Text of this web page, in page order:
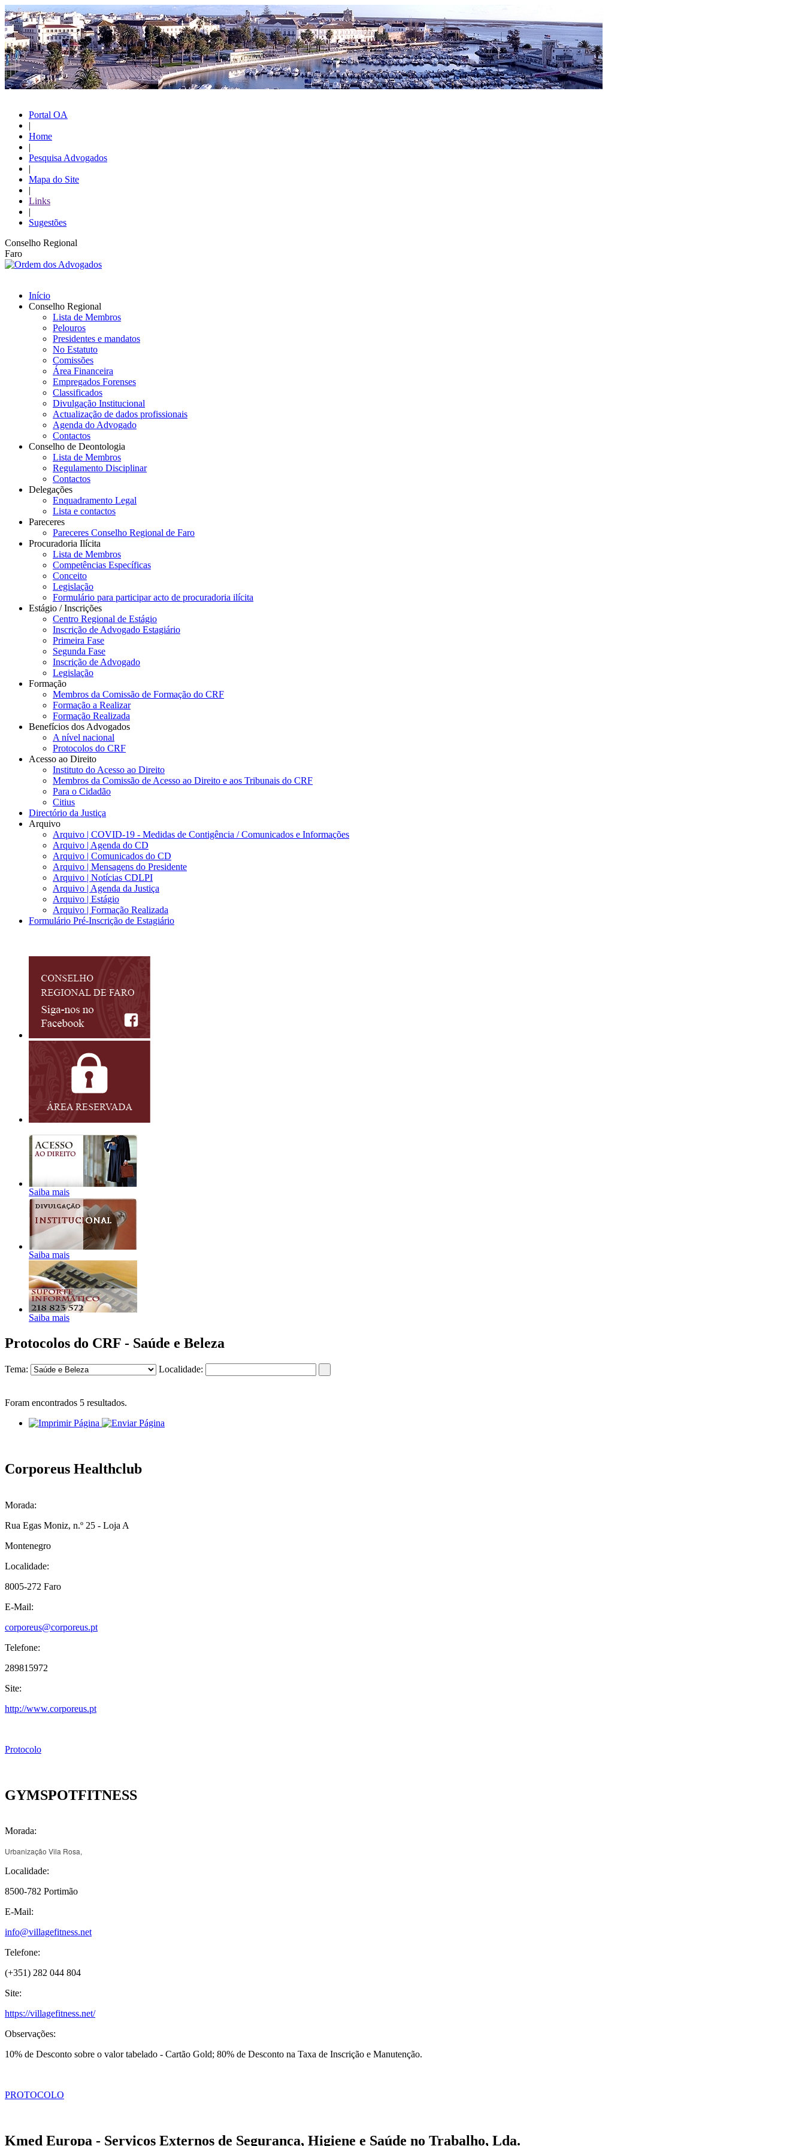
Portal OA
|
Home
|
Pesquisa Advogados
|
Mapa do Site
|
Links
|
Sugestões
Conselho Regional
Faro
Início
Conselho Regional
Lista de Membros
Pelouros
Presidentes e mandatos
No Estatuto
Comissões
Área Financeira
Empregados Forenses
Classificados
Divulgação Institucional
Actualização de dados profissionais
Agenda do Advogado
Contactos
Conselho de Deontologia
Lista de Membros
Regulamento Disciplinar
Contactos
Delegações
Enquadramento Legal
Lista e contactos
Pareceres
Pareceres Conselho Regional de Faro
Procuradoria Ilícita
Lista de Membros
Competências Específicas
Conceito
Legislação
Formulário para participar acto de procuradoria ilícita
Estágio / Inscrições
Centro Regional de Estágio
Inscrição de Advogado Estagiário
Primeira Fase
Segunda Fase
Inscrição de Advogado
Legislação
Formação
Membros da Comissão de Formação do CRF
Formação a Realizar
Formação Realizada
Benefícios dos Advogados
A nível nacional
Protocolos do CRF
Acesso ao Direito
Instituto do Acesso ao Direito
Membros da Comissão de Acesso ao Direito e aos Tribunais do CRF
Para o Cidadão
Citius
Directório da Justiça
Arquivo
Arquivo | COVID-19 - Medidas de Contigência / Comunicados e Informações
Arquivo | Agenda do CD
Arquivo | Comunicados do CD
Arquivo | Mensagens do Presidente
Arquivo | Notícias CDLPI
Arquivo | Agenda da Justiça
Arquivo | Estágio
Arquivo | Formação Realizada
Formulário Pré-Inscrição de Estagiário
Saiba mais
Saiba mais
Saiba mais
Protocolos do CRF - Saúde e Beleza
Tema: Localidade:
Foram encontrados 5 resultados.
Corporeus Healthclub
Morada:
Rua Egas Moniz, n.º 25 - Loja A
Montenegro
Localidade:
8005-272 Faro
E-Mail:
corporeus@corporeus.pt
Telefone:
289815972
Site:
http://www.corporeus.pt
Protocolo
GYMSPOTFITNESS
Morada:
Urbanização Vila Rosa,
Localidade:
8500-782 Portimão
E-Mail:
info@villagefitness.net
Telefone:
(+351) 282 044 804
Site:
https://villagefitness.net/
Observações:
10% de Desconto sobre o valor tabelado - Cartão Gold; 80% de Desconto na Taxa de Inscrição e Manutenção.
PROTOCOLO
Kmed Europa - Serviços Externos de Segurança, Higiene e Saúde no Trabalho, Lda.